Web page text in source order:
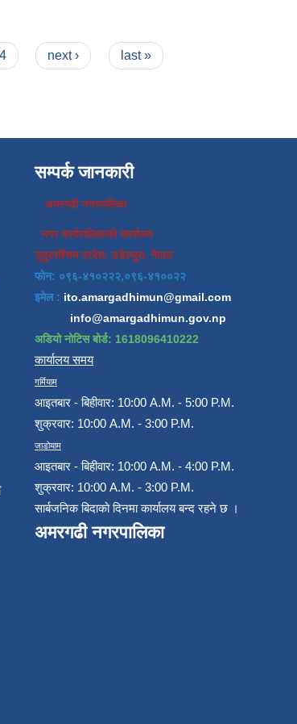
next › last »
सम्पर्क जानकारी
अमरगढी नगरपालिका
नगर कार्यपालिकाको कार्यालय
सुदुरपश्चिम प्रदेश, डडेल्धुरा, नेपाल
फोन: ०९६-४१०२२२,०९६-४१००२२
इमेल : ito.amargadhimun@gmail.com
info@amargadhimun.gov.np
अडियो नोटिस बोर्ड: 1618096410222
कार्यालय समय
गर्मियाम
आइतबार - बिहीवार: 10:00 A.M. - 5:00 P.M.
शुक्रवार: 10:00 A.M. - 3:00 P.M.
जाडोयाम
आइतबार - बिहीवार: 10:00 A.M. - 4:00 P.M.
शुक्रवार: 10:00 A.M. - 3:00 P.M.
सार्बजनिक बिदाको दिनमा कार्यालय बन्द रहने छ ।
अमरगढी नगरपालिका